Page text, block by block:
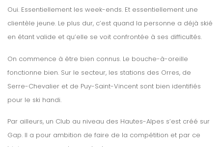
Oui. Essentiellement les week-ends. Et essentiellement une
clientèle jeune. Le plus dur, c’est quand la personne a déjà skié
en étant valide et qu’elle se voit confrontée à ses difficultés.
On commence à être bien connus. Le bouche-à-oreille
fonctionne bien. Sur le secteur, les stations des Orres, de
Serre-Chevalier et de Puy-Saint-Vincent sont bien identifiés
pour le ski handi.
Par ailleurs, un Club au niveau des Hautes-Alpes s’est créé sur
Gap. Il a pour ambition de faire de la compétition et par ce